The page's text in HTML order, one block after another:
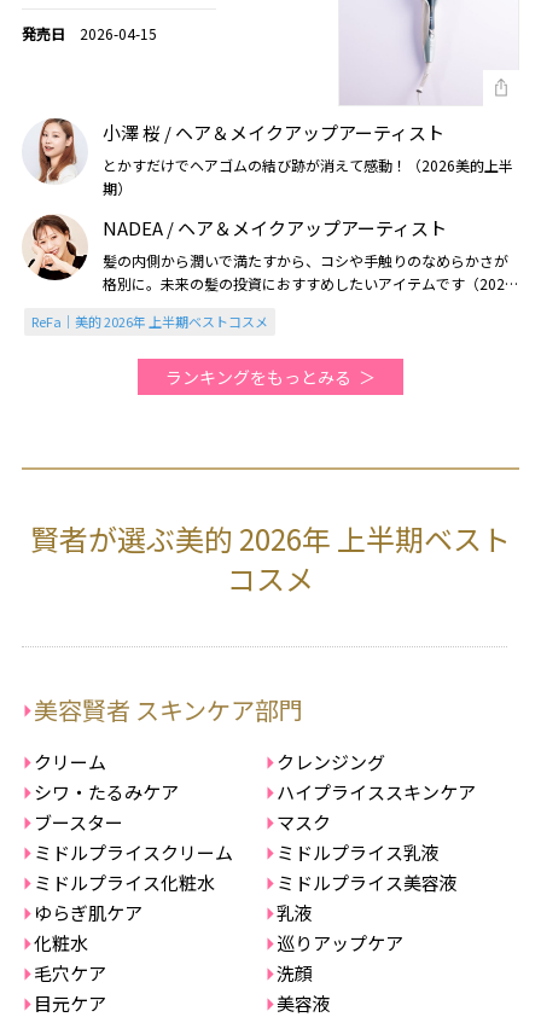
2026-04-15
小澤 桜 / ヘア＆メイクアップアーティスト
とかすだけでヘアゴムの結び跡が消えて感動！（2026美的上半
期）
NADEA / ヘア＆メイクアップアーティスト
髪の内側から潤いで満たすから、コシや手触りのなめらかさが
格別に。未来の髪の投資におすすめしたいアイテムです（2026
ReFa｜美的 2026年 上半期ベストコスメ
ランキングをもっとみる
賢者が選ぶ美的 2026年 上半期ベスト
コスメ
美容賢者 スキンケア部門
クリーム
クレンジング
シワ・たるみケア
ハイプライススキンケア
ブースター
マスク
ミドルプライスクリーム
ミドルプライス乳液
ミドルプライス化粧水
ミドルプライス美容液
ゆらぎ肌ケア
乳液
化粧水
巡りアップケア
毛穴ケア
洗顔
目元ケア
美容液